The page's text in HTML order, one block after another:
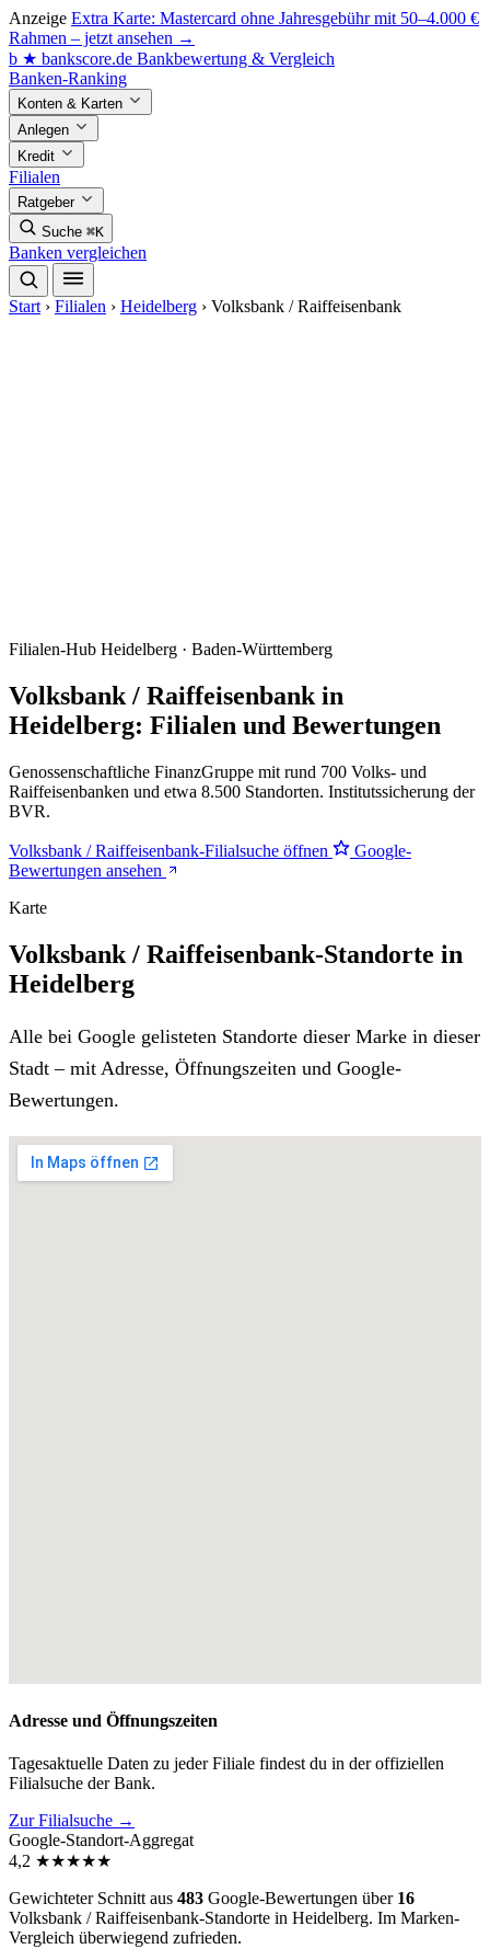
Anzeige Extra Karte: Mastercard ohne Jahresgebühr mit 50–4.000 €
Rahmen – jetzt ansehen →
b ★ bankscore.de Bankbewertung & Vergleich
Banken-Ranking
Konten & Karten
Anlegen
Kredit
Filialen
Ratgeber
Suche ⌘K
Banken vergleichen
Start › Filialen › Heidelberg › Volksbank / Raiffeisenbank
Filialen-Hub Heidelberg · Baden-Württemberg
Volksbank / Raiffeisenbank in
Heidelberg: Filialen und Bewertungen
Genossenschaftliche FinanzGruppe mit rund 700 Volks- und
Raiffeisenbanken und etwa 8.500 Standorten. Institutssicherung der
BVR.
Volksbank / Raiffeisenbank-Filialsuche öffnen
Google-
Bewertungen ansehen
Karte
Volksbank / Raiffeisenbank-Standorte in
Heidelberg
Alle bei Google gelisteten Standorte dieser Marke in dieser
Stadt – mit Adresse, Öffnungszeiten und Google-
Bewertungen.
Adresse und Öffnungszeiten
Tagesaktuelle Daten zu jeder Filiale findest du in der offiziellen
Filialsuche der Bank.
Zur Filialsuche →
Google-Standort-Aggregat
4,2 ★★★★★
Gewichteter Schnitt aus 483 Google-Bewertungen über 16
Volksbank / Raiffeisenbank-Standorte in Heidelberg. Im Marken-
Vergleich überwiegend zufrieden.